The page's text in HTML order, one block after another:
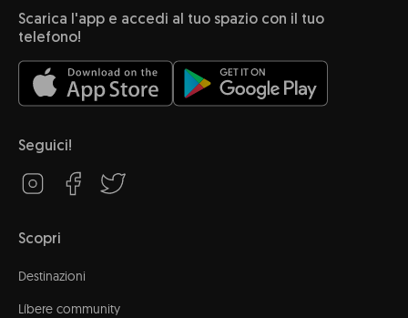
Scarica l'app e accedi al tuo spazio con il tuo
telefono!
Seguici!
Scopri
Destinazioni
Líbere community